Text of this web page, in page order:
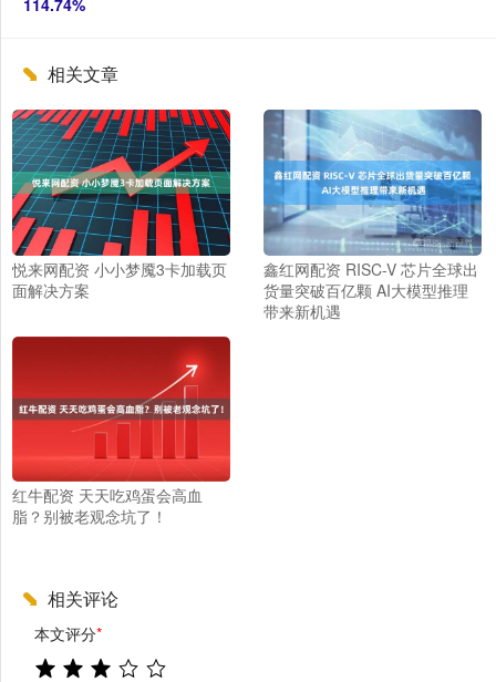
114.74%
相关文章
悦来网配资 小小梦魇3卡加载页
面解决方案
鑫红网配资 RISC-V 芯片全球出
货量突破百亿颗 AI大模型推理
带来新机遇
红牛配资 天天吃鸡蛋会高血
脂？别被老观念坑了！
相关评论
本文评分*